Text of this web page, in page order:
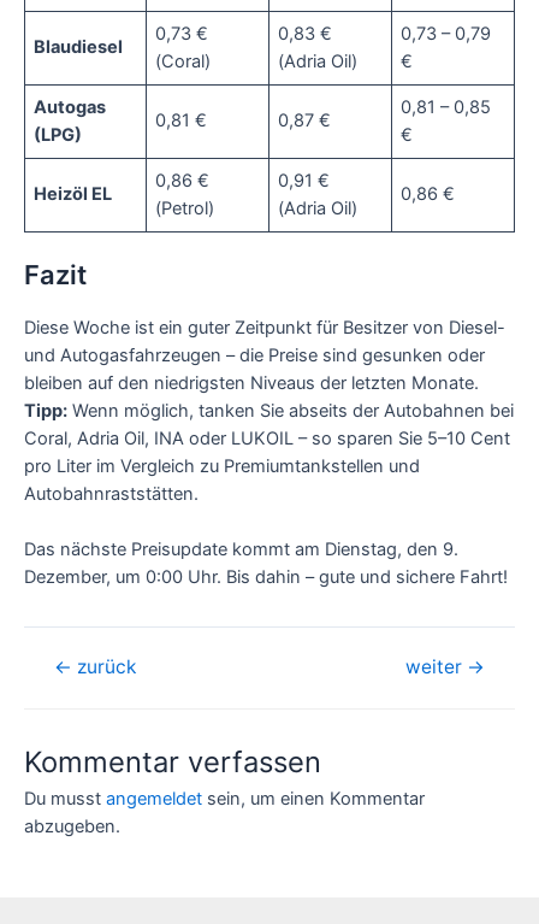
Blaudiesel
0,73 €
(Coral)
0,83 €
(Adria Oil)
0,73 – 0,79
€
Autogas
(LPG)
0,81 € 0,87 €
0,81 – 0,85
€
Heizöl EL
0,86 €
(Petrol)
0,91 €
(Adria Oil)
0,86 €
Fazit
Diese Woche ist ein guter Zeitpunkt für Besitzer von Diesel-
und Autogasfahrzeugen – die Preise sind gesunken oder
bleiben auf den niedrigsten Niveaus der letzten Monate.
Tipp: Wenn möglich, tanken Sie abseits der Autobahnen bei
Coral, Adria Oil, INA oder LUKOIL – so sparen Sie 5–10 Cent
pro Liter im Vergleich zu Premiumtankstellen und
Autobahnraststätten.
Das nächste Preisupdate kommt am Dienstag, den 9.
Dezember, um 0:00 Uhr. Bis dahin – gute und sichere Fahrt!
Beitragsnavigation
← zurück weiter →
Kommentar verfassen
Du musst angemeldet sein, um einen Kommentar
abzugeben.